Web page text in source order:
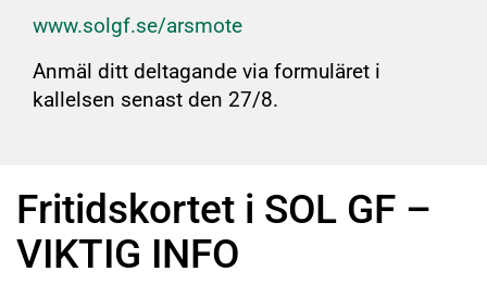
www.solgf.se/arsmote
Anmäl ditt deltagande via formuläret i
kallelsen senast den 27/8.
Fritidskortet i SOL GF –
VIKTIG INFO